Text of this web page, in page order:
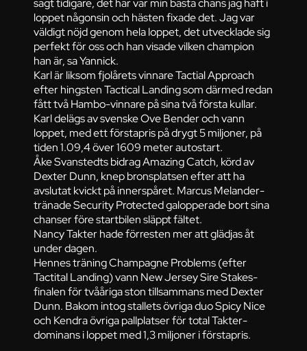
loppet någonsin och hästen fixade det. Jag var
väldigt nöjd genom hela loppet, det utvecklade sig
perfekt för oss och han visade vilken champion
han är, sa Yannick.
Karl är liksom fjolårets vinnare Tactial Approach
efter hingsten Tactical Landing som därmed redan
fått två Hambo-vinnare på sina två första kullar.
Karl delägs av svenske Ove Bender och vann
loppet, med ett förstapris på drygt 5 miljoner, på
tiden 1.09,4 över 1609 meter autostart.
Åke Svanstedts bidrag Amazing Catch, körd av
Dexter Dunn, knep bronsplatsen efter att ha
avslutat kvickt på innerspåret. Marcus Melander-
tränade Security Protected galopperade bort sina
chanser före startbilen släppt fältet.
Nancy Takter hade förresten mer att glädjas åt
under dagen.
Hennes träning Champagne Problems (efter
Tactital Landing) vann New Jersey Sire Stakes-
finalen för tvååriga ston tillsammans med Dexter
Dunn. Bakom intog stallets övriga duo Spicy Nice
och Kendra övriga pallplatser för total Takter-
dominans i loppet med 1,3 miljoner i förstapris.